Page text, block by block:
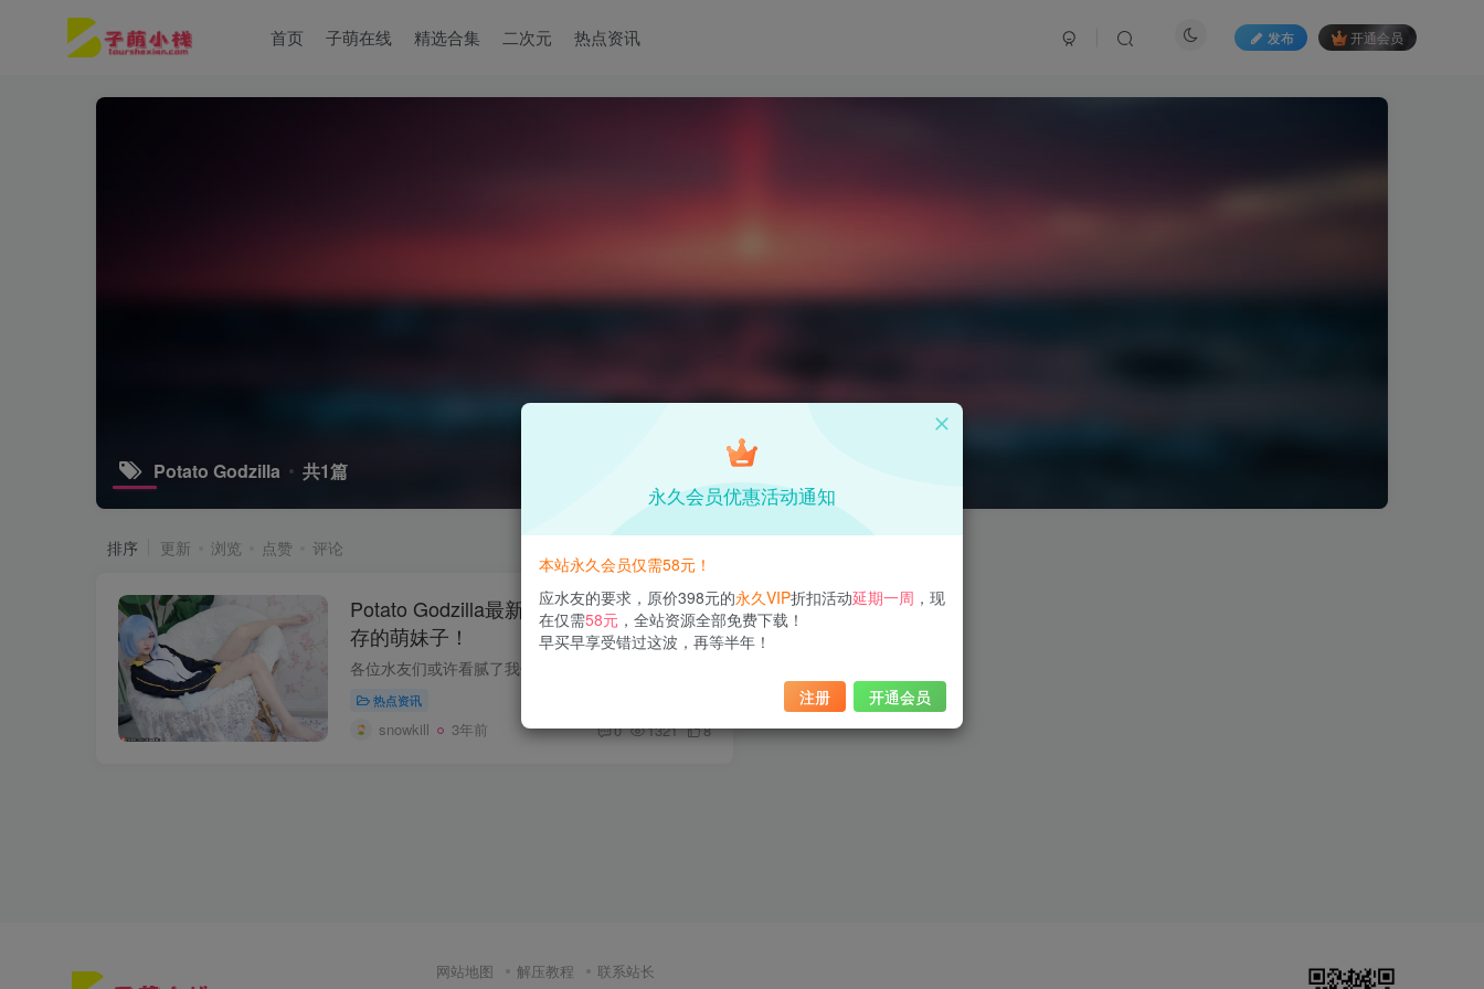
首页 子萌在线 精选合集 二次元 热点资讯 发布 开通会员
Potato Godzilla 共1篇
排序 更新 浏览 点赞 评论
Potato Godzilla最新作品，火辣与可爱并
存的萌妹子！
热点资讯
snowkill 3年前 0 1321 8
网站地图 解压教程 联系站长
永久会员优惠活动通知
本站永久会员仅需58元！
应水友的要求，原价398元的永久VIP折扣活动延期一周 ，现
在仅需58元 ，全站资源全部免费下载！
早买早享受错过这波，再等半年！
注册 开通会员